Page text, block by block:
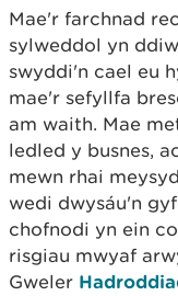
Mae'r farchnad
sylweddol yn
swyddi'n cael eu
mae'r sefyllfa
am waith. Mae
ledled y busnes,
mewn rhai
wedi dwysáu'n
chofnodi yn ein
risgiau mwyaf
Gweler